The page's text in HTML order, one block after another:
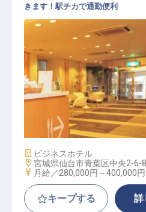
収益管理アナリスト（
ネージャー）
きます！駅チカで通勤便利
施設業態
ビジネスホテル
勤務地
宮城県仙台市青葉区中央2-6-8
給与
月給／280,000円～400,000円
キープする 詳